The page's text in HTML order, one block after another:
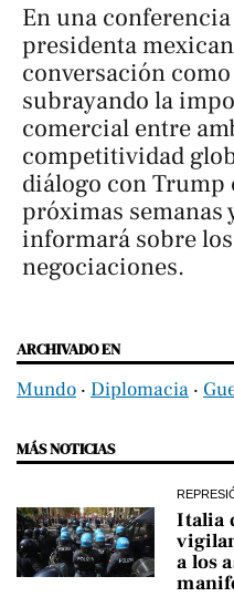
En una
presidenta
conversación
subrayando la
comercial entre
competitividad
diálogo con Trump
próximas semanas
informará sobre
negociaciones.
ARCHIVADO EN
Mundo ‧ Diplomacia ‧
MÁS NOTICIAS
Italia
a los